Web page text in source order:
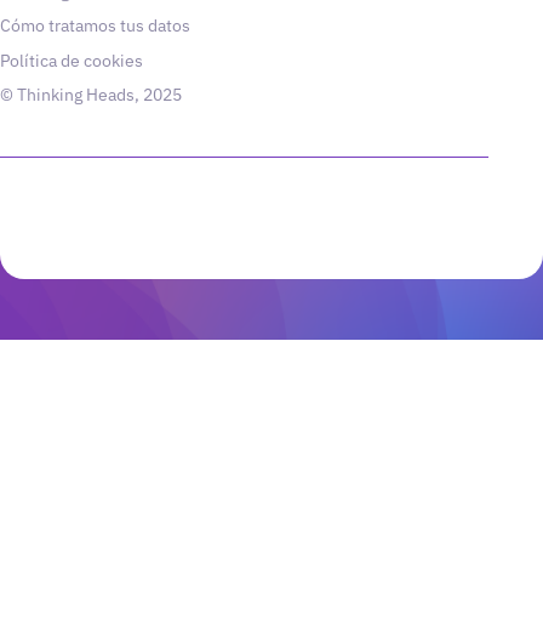
Cómo tratamos tus datos
Política de cookies
© Thinking Heads, 2025